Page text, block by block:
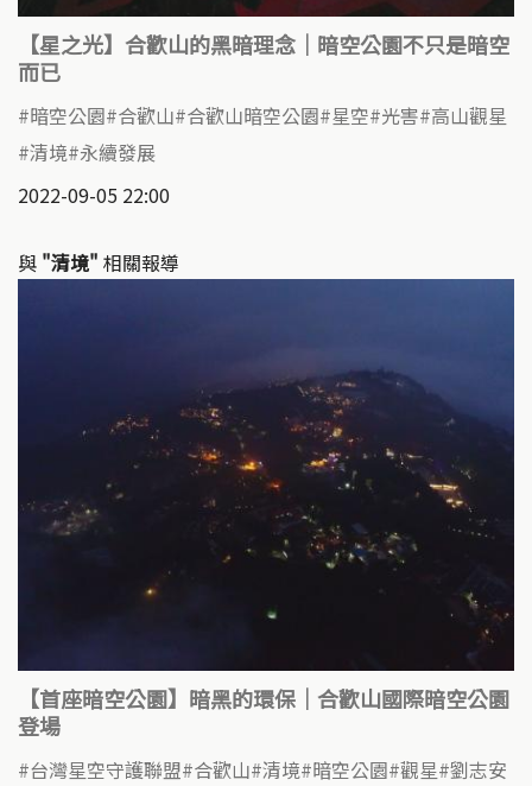
【星之光】合歡山的黑暗理念｜暗空公園不只是暗空
而已
暗空公園 合歡山 合歡山暗空公園 星空 光害 高山觀星
清境 永續發展
2022-09-05 22:00
與 "清境" 相關報導
【首座暗空公園】暗黑的環保｜合歡山國際暗空公園
登場
台灣星空守護聯盟 合歡山 清境 暗空公園 觀星 劉志安